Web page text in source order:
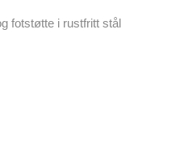
fotstøtte i rustfritt stål